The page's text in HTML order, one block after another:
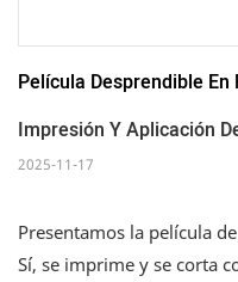
Película Desprendible
Impresión Y Aplicación
2025-11-17
Presentamos la película
Sí, se imprime y se corta